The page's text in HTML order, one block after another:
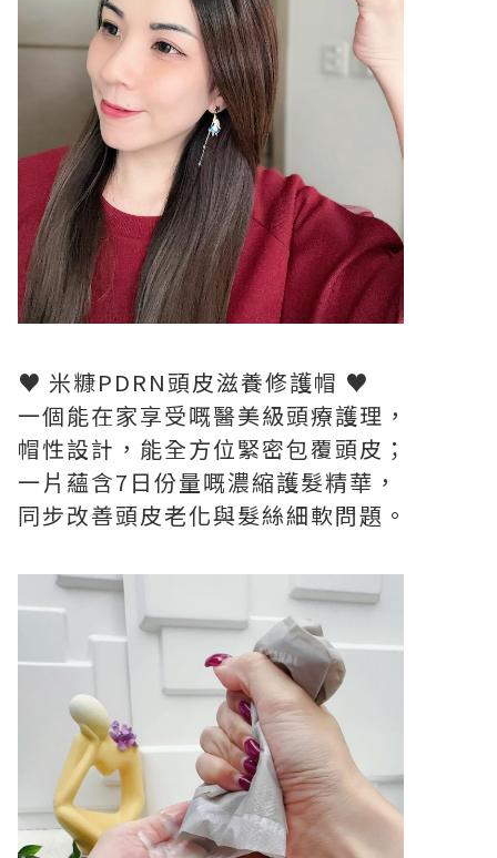
♥ 米糠PDRN頭皮滋養修護帽 ♥
一個能在家享受嘅醫美級頭療護理，
帽性設計，能全方位緊密包覆頭皮；
一片蘊含7日份量嘅濃縮護髮精華，
同步改善頭皮老化與髮絲細軟問題。